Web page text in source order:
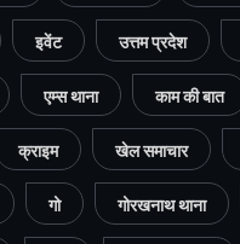
इवेंट उत्तम प्रदेश
एम्स थाना काम की बात
क्राइम खेल समाचार
गो गोरखनाथ थाना